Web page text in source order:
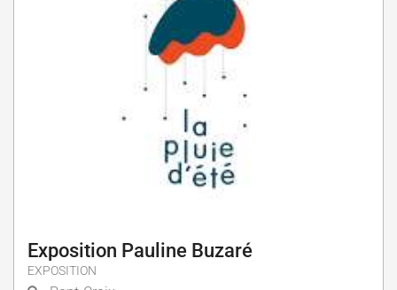
Exposition Pauline Buzaré
EXPOSITION